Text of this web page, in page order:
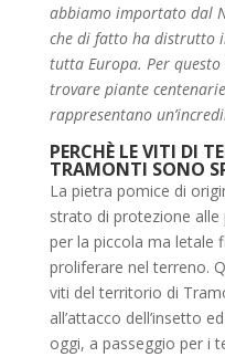
abbiamo importato dal
che di fatto ha distrutto
tutta Europa. Per
trovare piante
rappresentano
PERCHÈ LE VITI DI
TRAMONTI SONO
La pietra pomice di
strato di protezione
per la piccola ma letale
proliferare nel terreno.
viti del territorio di
all’attacco dell’insetto
oggi, a passeggio per i